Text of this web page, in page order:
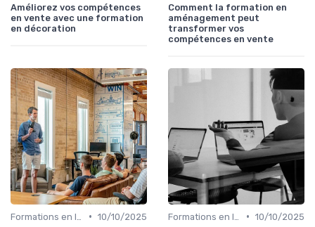
Améliorez vos compétences
en vente avec une formation
en décoration
Comment la formation en
aménagement peut
transformer vos
compétences en vente
• 10/10/2025
• 10/10/2025